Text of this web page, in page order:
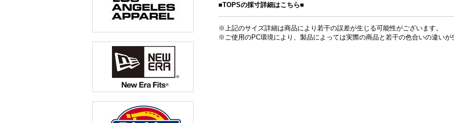
■TOPSの採寸詳細はこちら■
※上記のサイズ詳細は商品により若干の誤差が生じる可能性がございます。
※ご使用のPC環境により、製品によっては実際の商品と若干の色合いの違いが